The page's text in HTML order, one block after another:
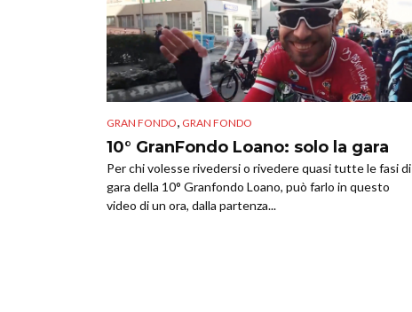
GRAN FONDO GRAN FONDO
10° GranFondo Loano: solo la gara
Per chi volesse rivedersi o rivedere quasi tutte le fasi di
gara della 10° Granfondo Loano, può farlo in questo
video di un ora, dalla partenza...